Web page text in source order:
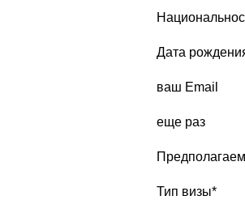
Дата
ваш Email
еще раз
Тип визы*